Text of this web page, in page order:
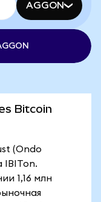
AGGON
Bitcoin
(Ondo
IBITon.
1,16 млн